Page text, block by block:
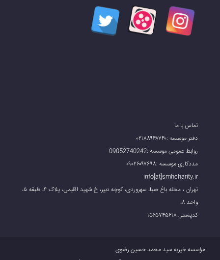
تماس با ما
دفتر موسسه :۰۲۱۸۸۹۴۸۷۴۰
روابط عمومی موسسه :09052740242
مددکاری موسسه :۰۹۰۲۶۰۹۷۶۹۸
info[at]smhcharity.ir
تهران ، محله باغ صبا، سهروردی، کوچه دبیر، خ شهید اقلیمی، پلاک ۴، طبقه ۵،
واحد ۸،
کدپستی ۱۵۶۵۷۴۵۶۱۸
مؤسسه خیریه سید محمد حسین رضوی